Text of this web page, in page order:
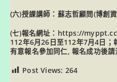
(六)授課講師：蘇志哲顧問(博創
(七)報名網址：https://
112年6月26日至112年7月4日；
有意報名參加同仁, 報名成功後
Post Views: 264